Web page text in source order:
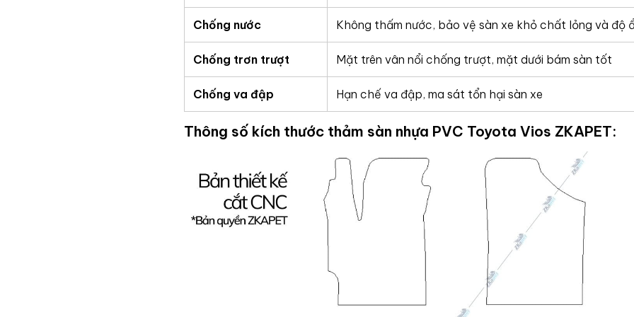
Chống nước Không thấm nước, bảo vệ sàn xe khỏ chất lỏng và độ
Chống trơn trượt Mặt trên vân nổi chống trượt, mặt dưới bám sàn tốt
Chống va đập Hạn chế va đập, ma sát tổn hại sàn xe
Thông số kích thước thảm sàn nhựa PVC Toyota Vios ZKAPET: